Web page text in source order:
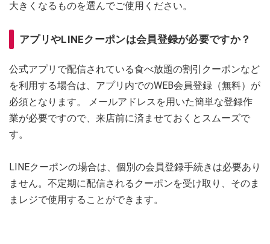
大きくなるものを選んでご使用ください。
アプリやLINEクーポンは会員登録が必要ですか？
公式アプリで配信されている食べ放題の割引クーポンなど
を利用する場合は、アプリ内でのWEB会員登録（無料）が
必須となります。 メールアドレスを用いた簡単な登録作
業が必要ですので、来店前に済ませておくとスムーズで
す。
LINEクーポンの場合は、個別の会員登録手続きは必要あり
ません。不定期に配信されるクーポンを受け取り、そのま
まレジで使用することができます。